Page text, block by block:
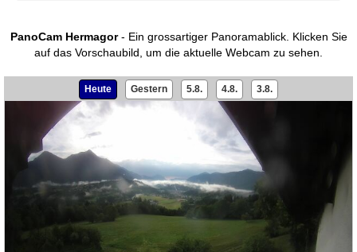
PanoCam Hermagor- Ein grossartiger Panoramablick. Klicken Sie
auf das Vorschaubild, um die aktuelle Webcam zu sehen.
Heute Gestern 5.8. 4.8. 3.8.